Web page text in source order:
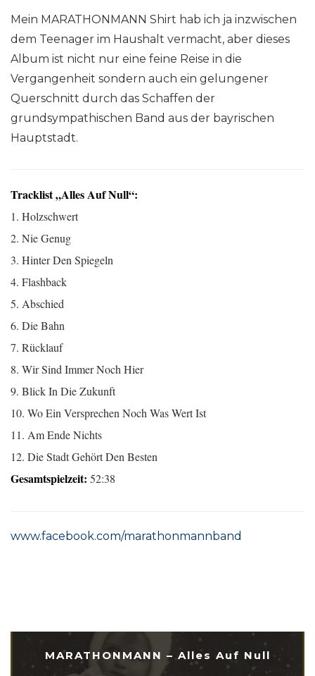
Mein MARATHONMANN Shirt hab ich ja inzwischen
dem Teenager im Haushalt vermacht, aber dieses
Album ist nicht nur eine feine Reise in die
Vergangenheit sondern auch ein gelungener
Querschnitt durch das Schaffen der
grundsympathischen Band aus der bayrischen
Hauptstadt.
Tracklist „Alles Auf Null“:
1. Holzschwert
2. Nie Genug
3. Hinter Den Spiegeln
4. Flashback
5. Abschied
6. Die Bahn
7. Rücklauf
8. Wir Sind Immer Noch Hier
9. Blick In Die Zukunft
10. Wo Ein Versprechen Noch Was Wert Ist
11. Am Ende Nichts
12. Die Stadt Gehört Den Besten
Gesamtspielzeit: 52:38
www.facebook.com/marathonmannband
MARATHONMANN – Alles Auf Null